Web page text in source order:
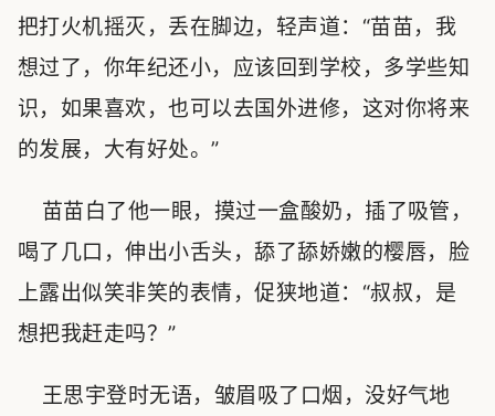
把打火机摇灭，丢在脚边，轻声道：“苗苗，我
想过了，你年纪还小，应该回到学校，多学些知
识，如果喜欢，也可以去国外进修，这对你将来
的发展，大有好处。”
苗苗白了他一眼，摸过一盒酸奶，插了吸管，
喝了几口，伸出小舌头，舔了舔娇嫩的樱唇，脸
上露出似笑非笑的表情，促狭地道：“叔叔，是
想把我赶走吗？”
王思宇登时无语，皱眉吸了口烟，没好气地